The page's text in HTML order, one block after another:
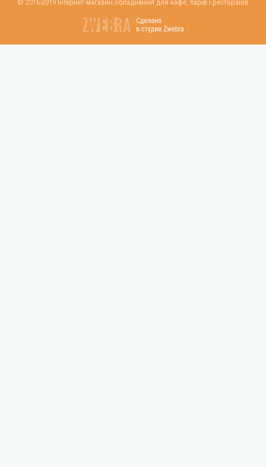
© 2016-2019 Інтернет-магазин обладнання для кафе, барів і ресторанів